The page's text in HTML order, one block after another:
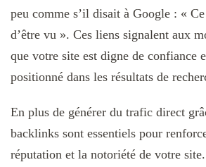
peu comme s’il disait à Google : «
d’être vu ». Ces liens signalent aux
que votre site est digne de confiance
positionné dans les résultats de
En plus de générer du trafic direct
backlinks sont essentiels pour
réputation et la notoriété de votre